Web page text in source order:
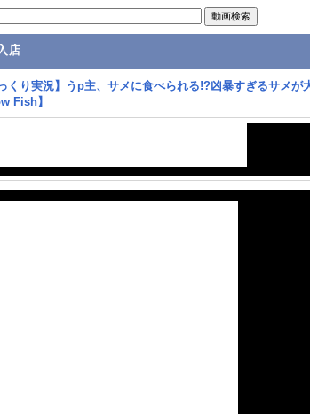
店
っくり実況】うp主、サメに食べられる!?凶暴すぎるサメが
Fish】